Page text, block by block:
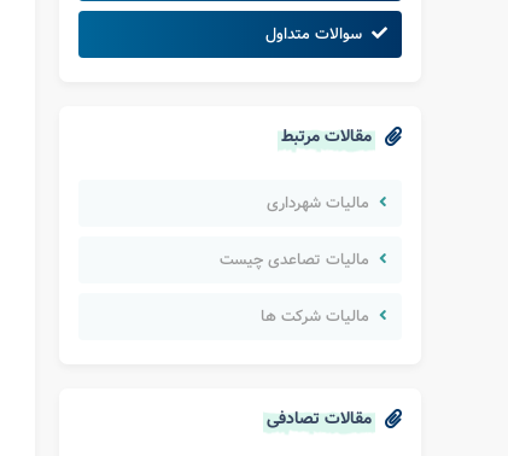
سوالات متداول
مقالات مرتبط
مالیات شهرداری
مالیات تصاعدی چیست
مالیات شرکت ها
مقالات تصادفی